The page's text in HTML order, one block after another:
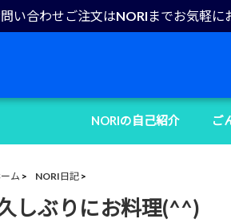
い合わせご注文はNORIまでお気軽に
NORIの自己紹介 ご
ム NORI日記
しぶりにお料理(^^)